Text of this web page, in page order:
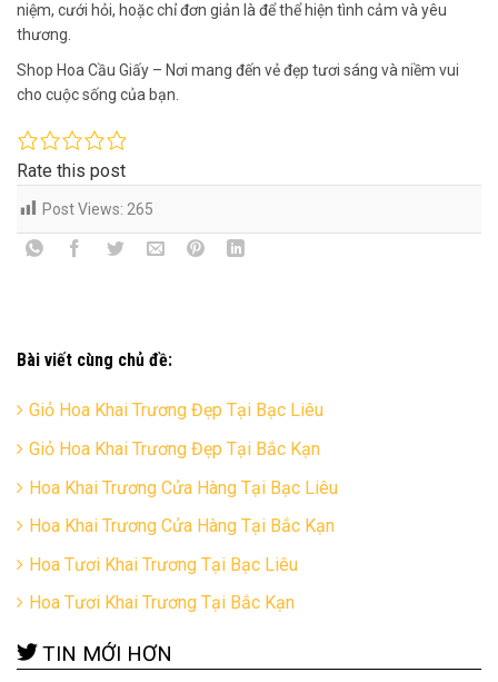
niệm, cưới hỏi, hoặc chỉ đơn giản là để thể hiện tình cảm và yêu
thương.
Shop Hoa Cầu Giấy – Nơi mang đến vẻ đẹp tươi sáng và niềm vui
cho cuộc sống của bạn.
Rate this post
Post Views: 265
Bài viết cùng chủ đề:
Giỏ Hoa Khai Trương Đẹp Tại Bạc Liêu
Giỏ Hoa Khai Trương Đẹp Tại Bắc Kạn
Hoa Khai Trương Cửa Hàng Tại Bạc Liêu
Hoa Khai Trương Cửa Hàng Tại Bắc Kạn
Hoa Tươi Khai Trương Tại Bạc Liêu
Hoa Tươi Khai Trương Tại Bắc Kạn
TIN MỚI HƠN